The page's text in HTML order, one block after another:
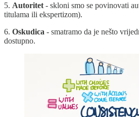
5. Autoritet - skloni smo se povinovati
titulama ili ekspertizom).
6. Oskudica - smatramo da je nešto
dostupno.